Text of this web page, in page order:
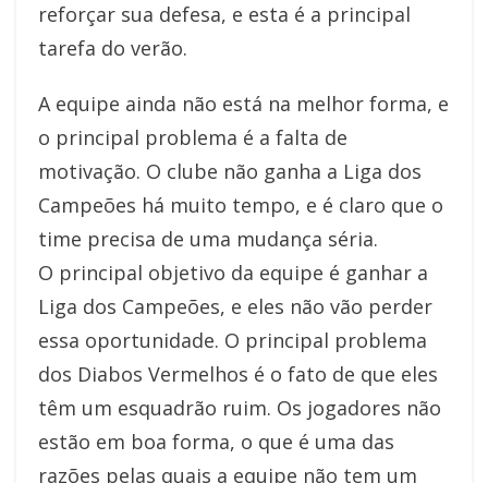
reforçar sua defesa, e esta é a principal
tarefa do verão.
A equipe ainda não está na melhor forma, e
o principal problema é a falta de
motivação. O clube não ganha a Liga dos
Campeões há muito tempo, e é claro que o
time precisa de uma mudança séria.
O principal objetivo da equipe é ganhar a
Liga dos Campeões, e eles não vão perder
essa oportunidade. O principal problema
dos Diabos Vermelhos é o fato de que eles
têm um esquadrão ruim. Os jogadores não
estão em boa forma, o que é uma das
razões pelas quais a equipe não tem um